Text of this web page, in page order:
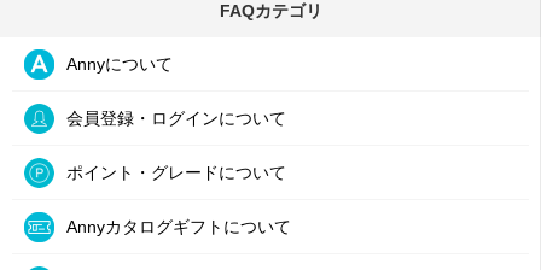
Annyについて
会員登録・ログインについて
ポイント・グレードについて
Annyカタログギフトについて
FAQカテゴリ